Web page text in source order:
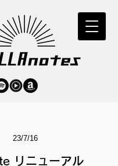
23/7/16
リニューアル